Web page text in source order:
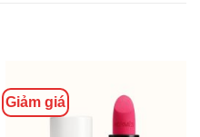
Giảm giá